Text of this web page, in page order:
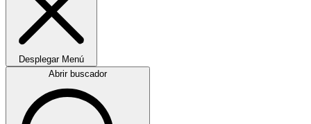
Desplegar Menú
Abrir buscador